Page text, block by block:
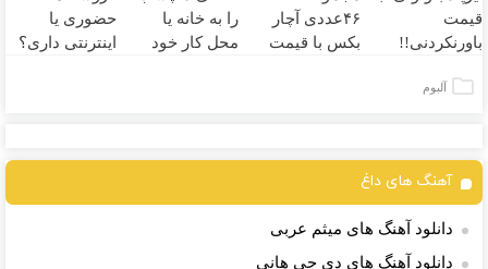
ثبت کن
فوق‌العاده)
قیمت
باورنکردنی!!
۴۶عددی آچار
بکس با قیمت
را به خانه یا
محل کار خود
حضوری یا
اینترنتی داری؟
آلبوم
آهنگ های داغ
دانلود آهنگ های میثم عربی
دانلود آهنگ های دی جی هانی